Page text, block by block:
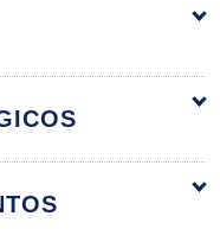
Urgência e
Contexto